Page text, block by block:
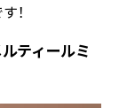
！
ティールミ